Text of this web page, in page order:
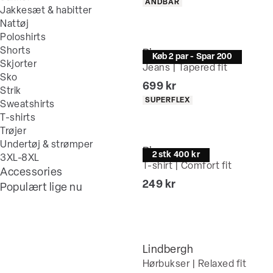
Jakkesæt & habitter
Nattøj
Poloshirts
Shorts
Skjorter
Sko
Strik
Sweatshirts
T-shirts
Trøjer
Undertøj & strømper
3XL-8XL
Accessories
Populært lige nu
ÅNDBAR
Køb 2 par - Spar 200
Bison
Jeans | Tapered fit
I alt (inkl. rabat)
699 kr
Produkt egenskaber
SUPERFLEX
2 stk 400 kr
Bison
T-shirt | Comfort fit
I alt (inkl. rabat)
249 kr
Lindbergh
Hørbukser | Relaxed fit